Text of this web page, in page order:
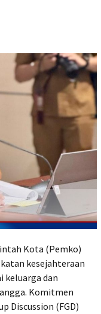
Kota (Pemko)
kesejahteraan
keluarga dan
Komitmen
Discussion (FGD)